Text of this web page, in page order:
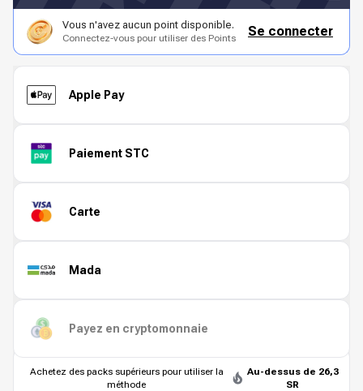
Vous n'avez aucun point disponible.
Connectez-vous pour utiliser des Points Se connecter
Apple Pay
Paiement STC
Carte
Mada
Payez en cryptomonnaie
Achetez des packs supérieurs pour utiliser la
méthode
Au-dessus de 26,3
SR